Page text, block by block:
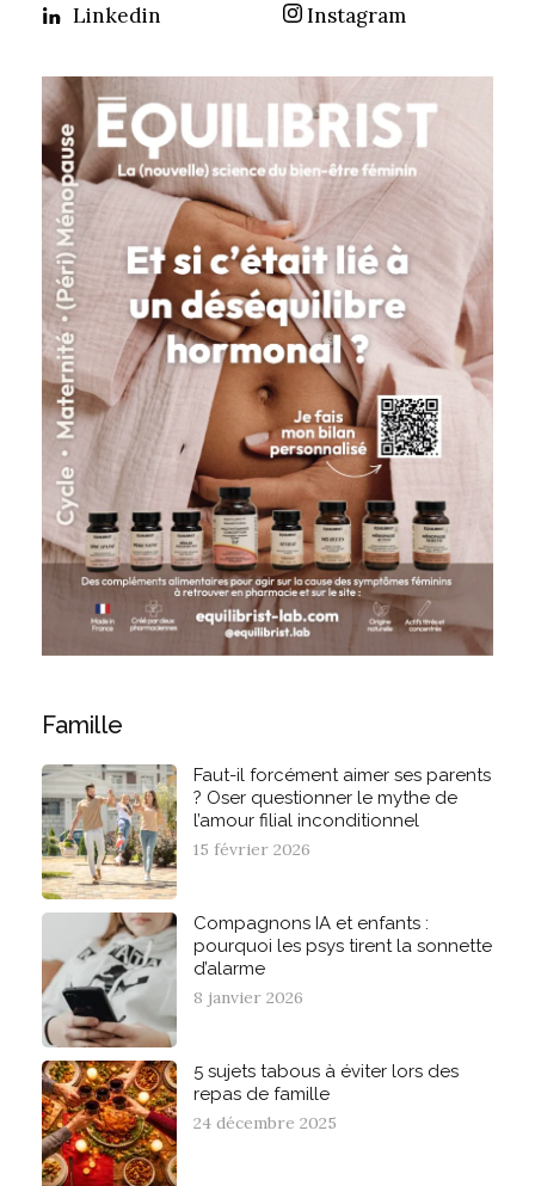
Linkedin
Instagram
Famille
Faut-il forcément aimer ses parents
? Oser questionner le mythe de
l’amour filial inconditionnel
15 février 2026
Compagnons IA et enfants :
pourquoi les psys tirent la sonnette
d’alarme
8 janvier 2026
5 sujets tabous à éviter lors des
repas de famille
24 décembre 2025